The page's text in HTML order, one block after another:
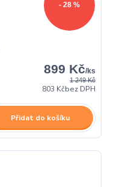
- 28 %
1 249 Kč
899 Kč/ks
803 Kčbez DPH
Přidat do košíku